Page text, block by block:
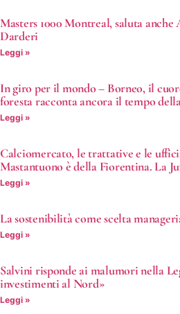
Masters 1000 Montreal, saluta
Darderi
Leggi »
In giro per il mondo – Borneo, il
foresta racconta ancora il tempo
Leggi »
Calciomercato, le trattative e le
Mastantuono è della Fiorentina. La
Leggi »
La sostenibilità come scelta
Leggi »
Salvini risponde ai malumori nella
investimenti al Nord»
Leggi »